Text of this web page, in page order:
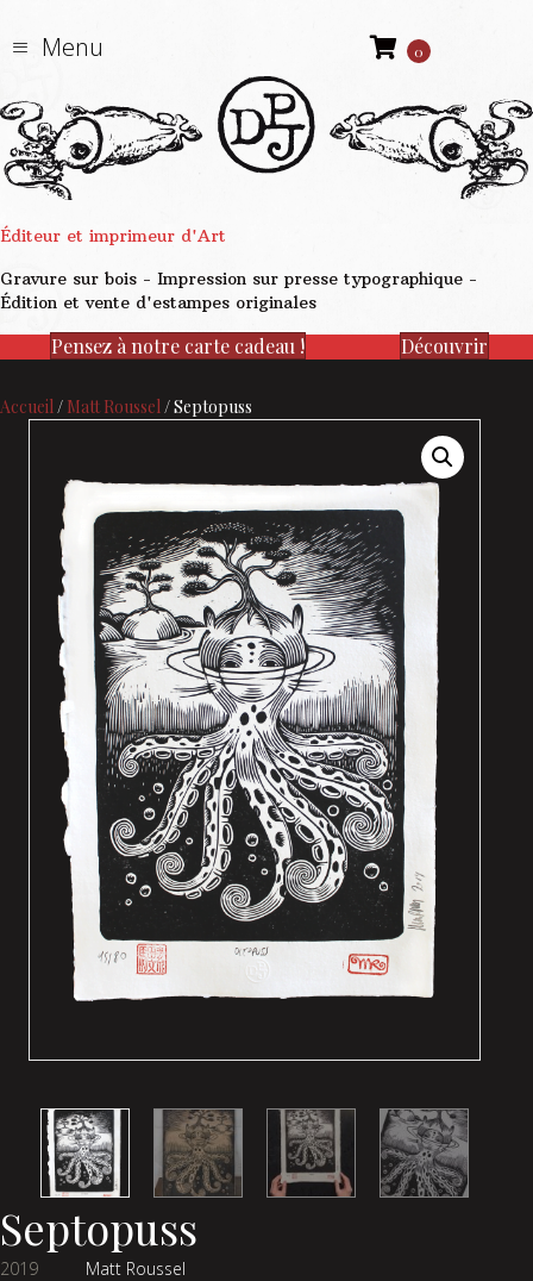
Menu 0
Éditeur et imprimeur d'Art
Gravure sur bois - Impression sur presse typographique -
Édition et vente d'estampes originales
Pensez à notre carte cadeau ! Découvrir
Accueil / Matt Roussel / Septopuss
Septopuss
2019 Matt Roussel